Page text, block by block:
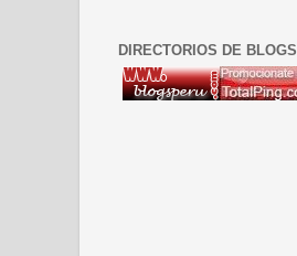
DIRECTORIOS DE BLOGS